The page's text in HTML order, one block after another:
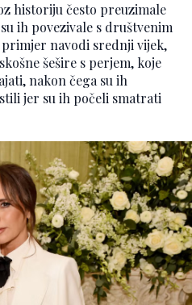
historiju često preuzimale
ih povezivale s društvenim
navodi srednji vijek,
šešire s perjem, koje
nakon čega su ih
jer su ih počeli smatrati